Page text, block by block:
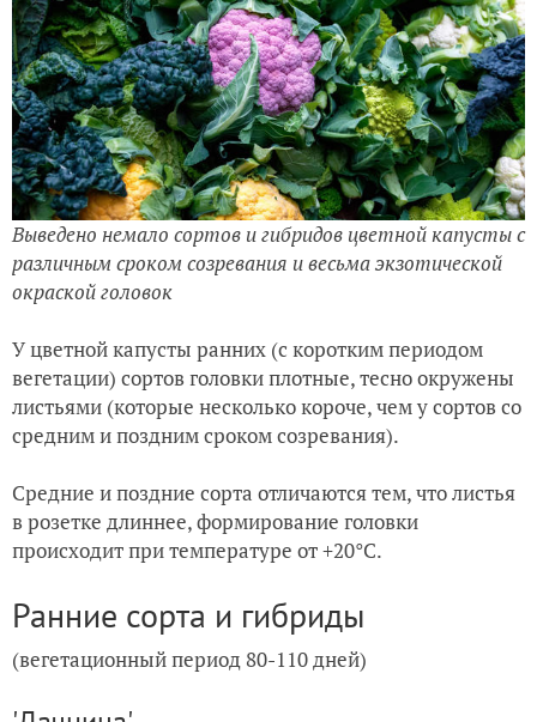
Выведено немало сортов и гибридов цветной капусты с
различным сроком созревания и весьма экзотической
окраской головок
У цветной капусты ранних (с коротким периодом
вегетации) сортов головки плотные, тесно окружены
листьями (которые несколько короче, чем у сортов со
средним и поздним сроком созревания).
Средние и поздние сорта отличаются тем, что листья
в розетке длиннее, формирование головки
происходит при температуре от +20°С.
Ранние сорта и гибриды
(вегетационный период 80-110 дней)